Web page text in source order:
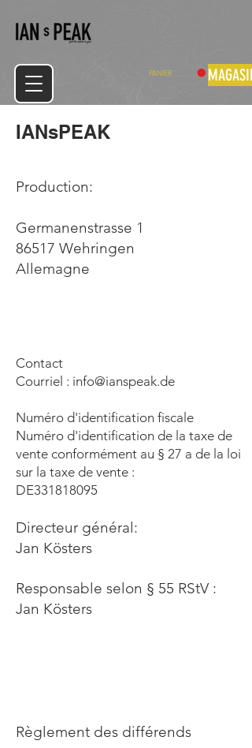
MAGASIN
PANIER
IANsPEAK
Production:
Germanenstrasse 1
86517 Wehringen
Allemagne
Contact
Courriel : info@ianspeak.de
Numéro d'identification fiscale
Numéro d'identification de la taxe de
vente conformément au § 27 a de la loi
sur la taxe de vente :
DE331818095
Directeur général:
Jan Kösters
Responsable selon § 55 RStV :
Jan Kösters
Règlement des différends